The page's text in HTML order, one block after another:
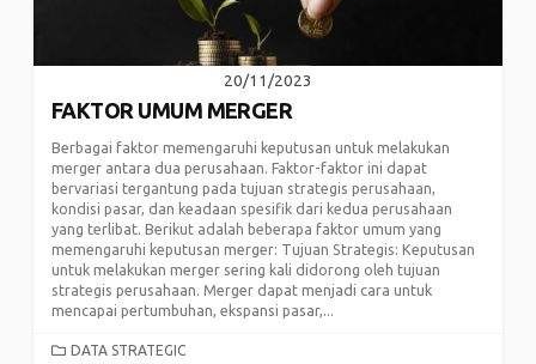
20/11/2023
FAKTOR UMUM MERGER
Berbagai faktor memengaruhi keputusan untuk melakukan
merger antara dua perusahaan. Faktor-faktor ini dapat
bervariasi tergantung pada tujuan strategis perusahaan,
kondisi pasar, dan keadaan spesifik dari kedua perusahaan
yang terlibat. Berikut adalah beberapa faktor umum yang
memengaruhi keputusan merger: Tujuan Strategis: Keputusan
untuk melakukan merger sering kali didorong oleh tujuan
strategis perusahaan. Merger dapat menjadi cara untuk
mencapai pertumbuhan, ekspansi pasar,...
CATEGORIES
DATA STRATEGIC